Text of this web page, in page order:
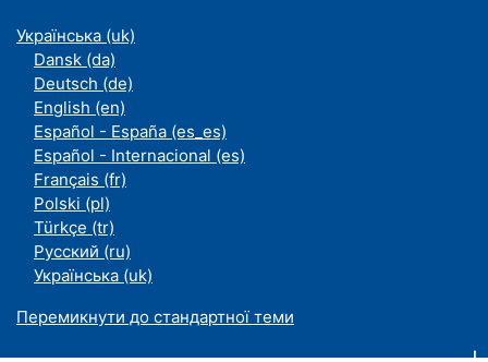
Українська ‎(uk)‎
Dansk ‎(da)‎
Deutsch ‎(de)‎
English ‎(en)‎
Español - España ‎(es_es)‎
Español - Internacional ‎(es)‎
Français ‎(fr)‎
Polski ‎(pl)‎
Türkçe ‎(tr)‎
Русский ‎(ru)‎
Українська ‎(uk)‎
Перемикнути до стандартної теми